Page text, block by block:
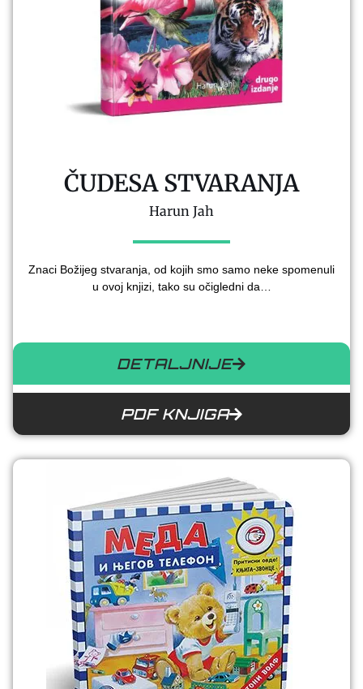
ČUDESA STVARANJA
Harun Jah
Znaci Božijeg stvaranja, od kojih smo samo neke spomenuli
u ovoj knjizi, tako su očigledni da…
DETALJNIJE
PDF KNJIGA